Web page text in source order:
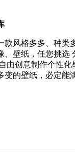
款风格多多、种类
、壁纸，任您挑选
由创意制作个性
变的壁纸，必定能